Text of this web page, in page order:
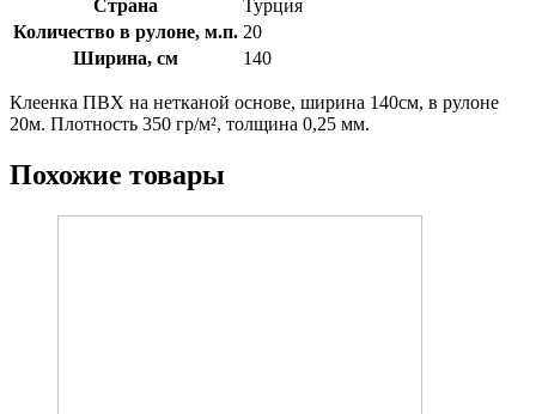
Страна
Турция
Количество в рулоне, м.п. 20
Ширина, см
140
Клеенка ПВХ на нетканой основе, ширина 140см, в рулоне
20м. Плотность 350 гр/м², толщина 0,25 мм.
Похожие товары